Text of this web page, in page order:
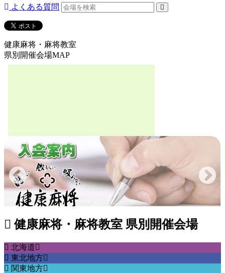
よくある質問
健康麻将・麻将教室
県別開催会場MAP
健康麻将・麻将教室 県別開催会場
北海道
東北地方
関東地方